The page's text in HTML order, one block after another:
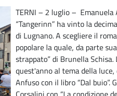
TERNI – 2 luglio – Emanuela
“Tangerinn” ha vinto la
di Lugnano. A scegliere il
popolare la quale, da parte
strappato” di Brunella
quest'anno al tema della
Anfuso con il libro “Dal